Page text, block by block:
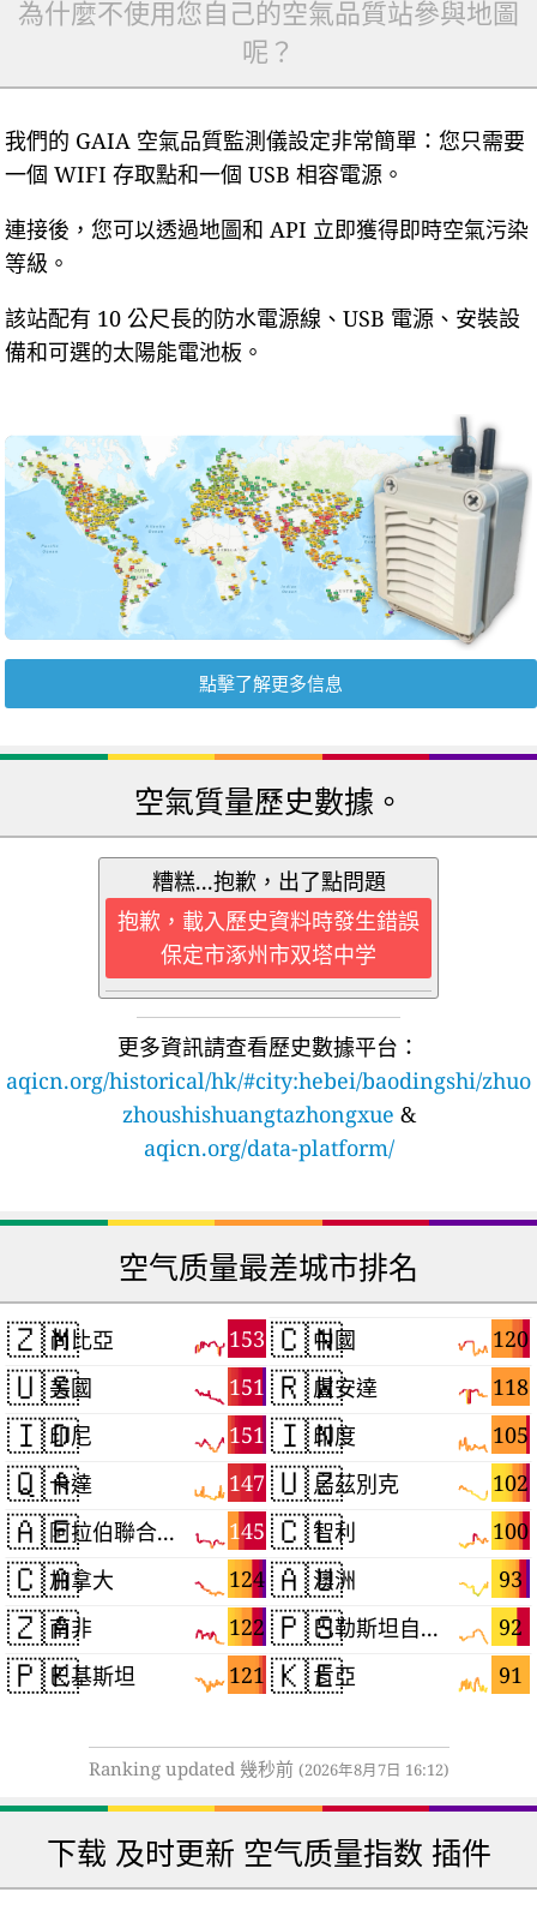
為什麼不使用您自己的空氣品質站參與地圖
呢？
我們的 GAIA 空氣品質監測儀設定非常簡單：您只需要
一個 WIFI 存取點和一個 USB 相容電源。
連接後，您可以透過地圖和 API 立即獲得即時空氣污染
等級。
該站配有 10 公尺長的防水電源線、USB 電源、安裝設
備和可選的太陽能電池板。
點擊了解更多信息
空氣質量歷史數據。
糟糕...抱歉，出了點問題
抱歉，載入歷史資料時發生錯誤
保定市涿州市双塔中学
更多資訊請查看歷史數據平台：
aqicn.org/historical/hk/#city:hebei/baodingshi/zhuo
zhoushishuangtazhongxue &
aqicn.org/data-platform/
空气质量最差城市排名
🇿🇲 153
尚比亞
🇺🇸 151
美國
🇮🇩 151
印尼
🇶🇦 147
卡達
🇦🇪 145
阿拉伯聯合大公國
🇨🇦 124
加拿大
🇿🇦 122
南非
🇵🇰 121
巴基斯坦
🇨🇳 120
中國
🇷🇼 118
盧安達
🇮🇳 105
印度
🇺🇿 102
烏茲別克
🇨🇱 100
智利
🇦🇺 93
澳洲
🇵🇸 92
巴勒斯坦自治區
🇰🇪 91
肯亞
Ranking updated 幾秒前 (2026年8月7日 16:12)
下载 及时更新 空气质量指数 插件